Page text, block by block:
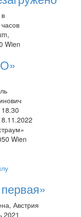
Wien
Wien
Австрия
2021